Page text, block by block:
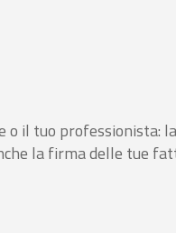
o il tuo professionista: la
la firma delle tue